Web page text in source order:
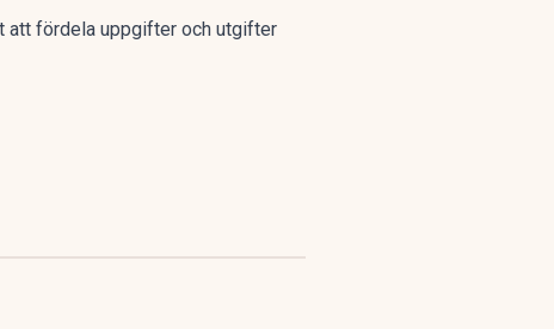
att fördela uppgifter och utgifter